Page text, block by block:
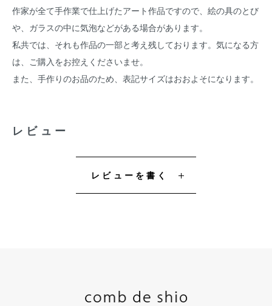
作家が全て手作業で仕上げたアート作品ですので、絵の具のとび
や、ガラスの中に気泡などがある場合があります。
私共では、それも作品の一部と考え残しております。気になる方
は、ご購入をお控えくださいませ。
また、手作りのお品のため、表記サイズはおおよそになります。
レビュー
レビューを書く